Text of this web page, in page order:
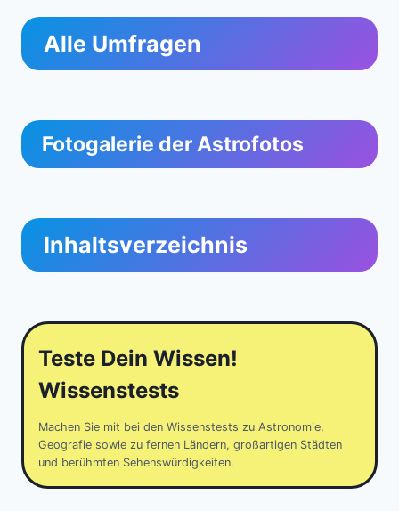
Alle Umfragen
Fotogalerie der Astrofotos
Inhaltsverzeichnis
Teste Dein Wissen!
Wissenstests
Machen Sie mit bei den Wissenstests zu Astronomie,
Geografie sowie zu fernen Ländern, großartigen Städten
und berühmten Sehenswürdigkeiten.